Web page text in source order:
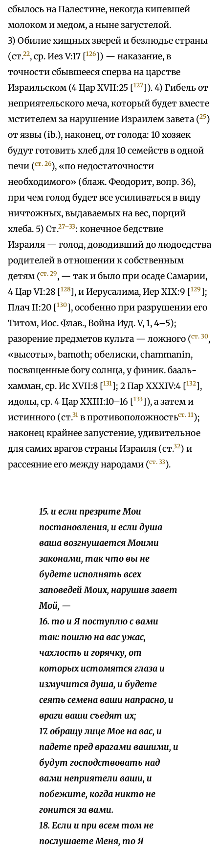
сбылось на Палестине, некогда кипевшей
молоком и медом, а ныне загустелой.
3) Обилие хищных зверей и безлюдье страны
(ст.22, ср. Иез V:17 [126]) — наказание, в
точности сбывшееся сперва на царстве
Израильском (4 Цар XVII:25 [127]). 4) Гибель от
неприятельского меча, который будет вместе
мстителем за нарушение Израилем завета (25)
от язвы (ib.), наконец, от голода: 10 хозяек
будут готовить хлеб для 10 семейств в одной
печи (ст. 26), «по недостаточности
необходимого» (блаж. Феодорит, вопр. 36),
при чем голод будет все усиливаться в виду
ничтожных, выдаваемых на вес, порций
хлеба. 5) Ст.27–33: конечное бедствие
Израиля — голод, доводивший до людоедства
родителей в отношении к собственным
детям (ст. 29, — так и было при осаде Самарии,
4 Цар VI:28 [128], и Иерусалима, Иер XIX:9 [129 ];
Плач II:20 [130], особенно при разрушении его
Титом, Иос. Флав., Война Иуд. V, 1, 4–5);
разорение предметов культа — ложного (ст. 30,
«высоты», bamoth; обелиски, chammanin,
посвященные богу солнца, у финик. бааль-
хамман, ср. Ис XVII:8 [131]; 2 Пар XXXIV:4 [132],
идолы, ср. 4 Цар XXIII:10–16 [133]), а затем и
истинного (ст.31 в противоположностьст. 11);
наконец крайнее запустение, удивительное
для самих врагов страны Израиля (ст.32) и
рассеяние его между народами (ст. 33).
15. и если презрите Мои
постановления, и если душа
ваша возгнушается Моими
законами, так что вы не
будете исполнять всех
заповедей Моих, нарушив завет
Мой, —
16. то и Я поступлю с вами
так: пошлю на вас ужас,
чахлость и горячку, от
которых истомятся глаза и
измучится душа, и будете
сеять семена ваши напрасно, и
враги ваши съедят их;
17. обращу лице Мое на вас, и
падете пред врагами вашими, и
будут господствовать над
вами неприятели ваши, и
побежите, когда никто не
гонится за вами.
18. Если и при всем том не
послушаете Меня, то Я